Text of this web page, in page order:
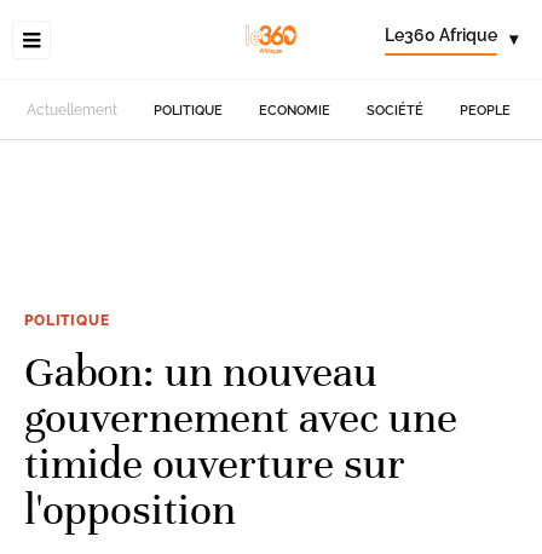
Le360 Afrique ▾
Actuellement POLITIQUE ECONOMIE SOCIÉTÉ PEOPLE
POLITIQUE
Gabon: un nouveau
gouvernement avec une
timide ouverture sur
l'opposition